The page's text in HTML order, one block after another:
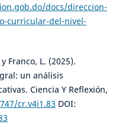
docs/direccion-
curricular-del-nivel-
Franco, L. (2025).
un análisis
Ciencia Y Reflexión,
cr.v4i1.83 DOI: